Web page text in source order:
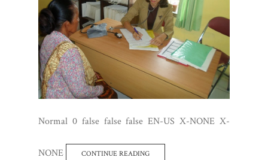
Normal 0 false false false EN-US X-NONE X-
NONE CONTINUE READING